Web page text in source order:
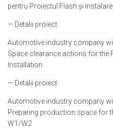
pentru Proiectul Flash și
— Detalii proiect
Automotive industry company
Space clearance actions for the
Installation
— Detalii proiect
Automotive industry company
Preparing production space for
W1/W2